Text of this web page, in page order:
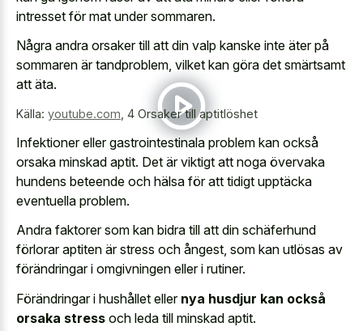
intresset för mat under sommaren.
Några andra orsaker till att din valp kanske inte äter på
sommaren är tandproblem, vilket kan göra det smärtsamt
att äta.
Källa: youtube.com 4 Orsaker till aptitlöshet
Infektioner eller gastrointestinala problem kan också
orsaka minskad aptit. Det är viktigt att noga övervaka
hundens beteende och hälsa för att tidigt upptäcka
eventuella problem.
Andra faktorer som kan bidra till att din schäferhund
förlorar aptiten är stress och ångest, som kan utlösas av
förändringar i omgivningen eller i rutiner.
Förändringar i hushållet eller nya husdjur kan också
orsaka stress och leda till minskad aptit.